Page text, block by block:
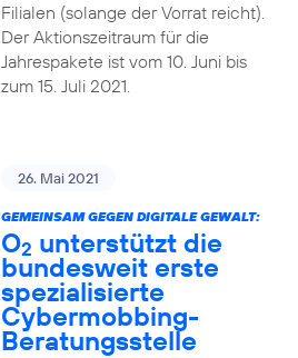
Filialen (solange der Vorrat reicht).
Der Aktionszeitraum für die
Jahrespakete ist vom 10. Juni bis
zum 15. Juli 2021.
26. Mai 2021
GEMEINSAM GEGEN DIGITALE GEWALT:
O2 unterstützt die
bundesweit erste
spezialisierte
Cybermobbing-
Beratungsstelle